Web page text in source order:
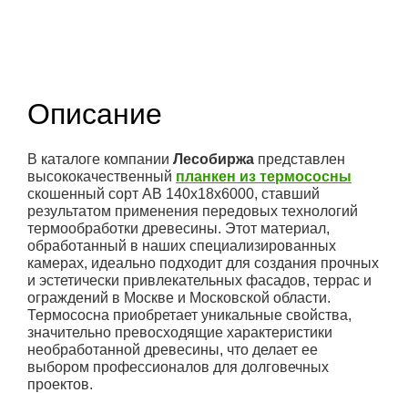
Описание
В каталоге компании Лесобиржа представлен
высококачественный планкен из термососны
скошенный сорт АВ 140х18х6000, ставший
результатом применения передовых технологий
термообработки древесины. Этот материал,
обработанный в наших специализированных
камерах, идеально подходит для создания прочных
и эстетически привлекательных фасадов, террас и
ограждений в Москве и Московской области.
Термососна приобретает уникальные свойства,
значительно превосходящие характеристики
необработанной древесины, что делает ее
выбором профессионалов для долговечных
проектов.